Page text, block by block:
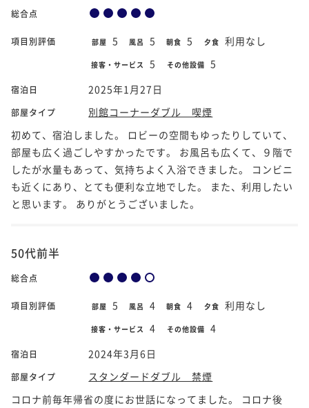
総合点
項目別評価 部屋 5 風呂 5 朝食 5 夕食 利用なし
接客・サービス 5 その他設備 5
宿泊日 2025年1月27日
部屋タイプ
別館コーナーダブル 喫煙
初めて、宿泊しました。 ロビーの空間もゆったりしていて、
部屋も広く過ごしやすかったです。 お風呂も広くて、９階で
したが水量もあって、気持ちよく入浴できました。 コンビニ
も近くにあり、とても便利な立地でした。 また、利用したい
と思います。 ありがとうございました。
50代前半
総合点
項目別評価 部屋 5 風呂 4 朝食 4 夕食 利用なし
接客・サービス 4 その他設備 4
宿泊日 2024年3月6日
部屋タイプ
スタンダードダブル 禁煙
コロナ前毎年帰省の度にお世話になってました。 コロナ後